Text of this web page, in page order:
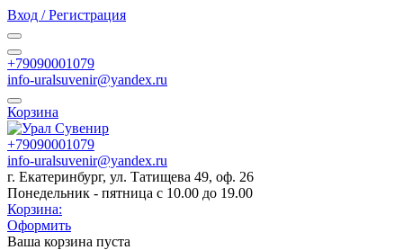
Вход / Регистрация
+79090001079
info-uralsuvenir@yandex.ru
Корзина
+79090001079
info-uralsuvenir@yandex.ru
г. Екатеринбург, ул. Татищева 49, оф. 26
Понедельник - пятница с 10.00 до 19.00
Корзина:
Оформить
Ваша корзина пуста